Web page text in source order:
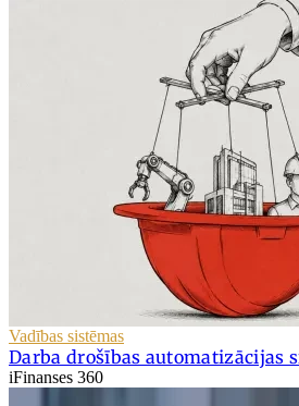
Vadības sistēmas
Darba drošības automatizācijas
iFinanses 360